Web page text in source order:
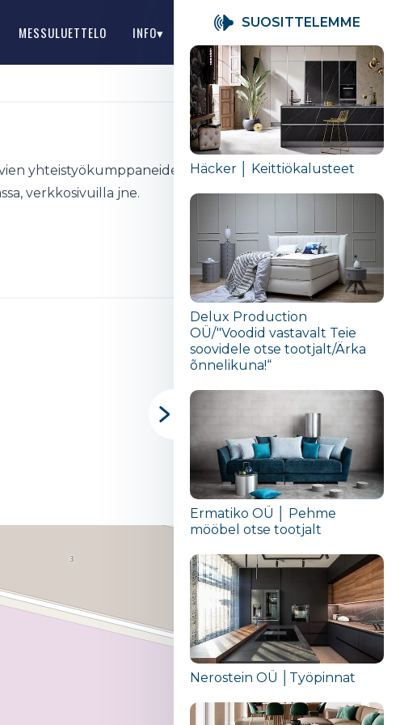
MESSULUETTELO INFO▾ FI
yhteistyökumppaneiden ja
verkkosivuilla jne.
SUOSITTELEMME
Häcker │ Keittiökalusteet
Delux Production
OÜ/"Voodid vastavalt Teie
soovidele otse tootjalt/Ärka
õnnelikuna!“
Ermatiko OÜ │ Pehme
mööbel otse tootjalt
Nerostein OÜ │Työpinnat